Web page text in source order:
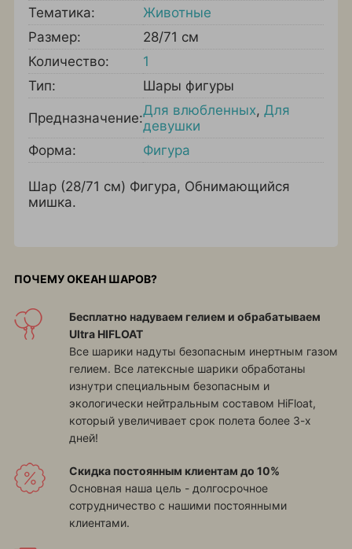
Тематика:
Животные
Размер:
28/71 см
Количество:
1
Тип:
Шары фигуры
Предназначение:Для влюбленных, Для
девушки
Форма:
Фигура
Шар (28/71 см) Фигура, Обнимающийся
мишка.
ПОЧЕМУ ОКЕАН ШАРОВ?
Бесплатно надуваем гелием и обрабатываем
Ultra HIFLOAT
Все шарики надуты безопасным инертным газом
гелием. Все латексные шарики обработаны
изнутри специальным безопасным и
экологически нейтральным составом HiFloat,
который увеличивает срок полета более 3-х
дней!
Скидка постоянным клиентам до 10%
Основная наша цель - долгосрочное
сотрудничество с нашими постоянными
клиентами.